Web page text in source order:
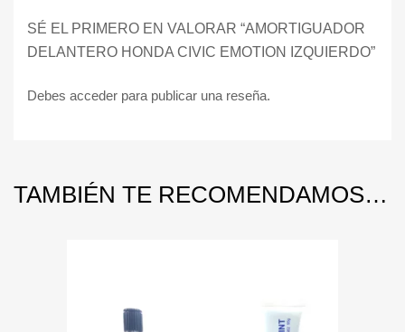
SÉ EL PRIMERO EN VALORAR “AMORTIGUADOR
DELANTERO HONDA CIVIC EMOTION IZQUIERDO”
Debes acceder para publicar una reseña.
TAMBIÉN TE RECOMENDAMOS…